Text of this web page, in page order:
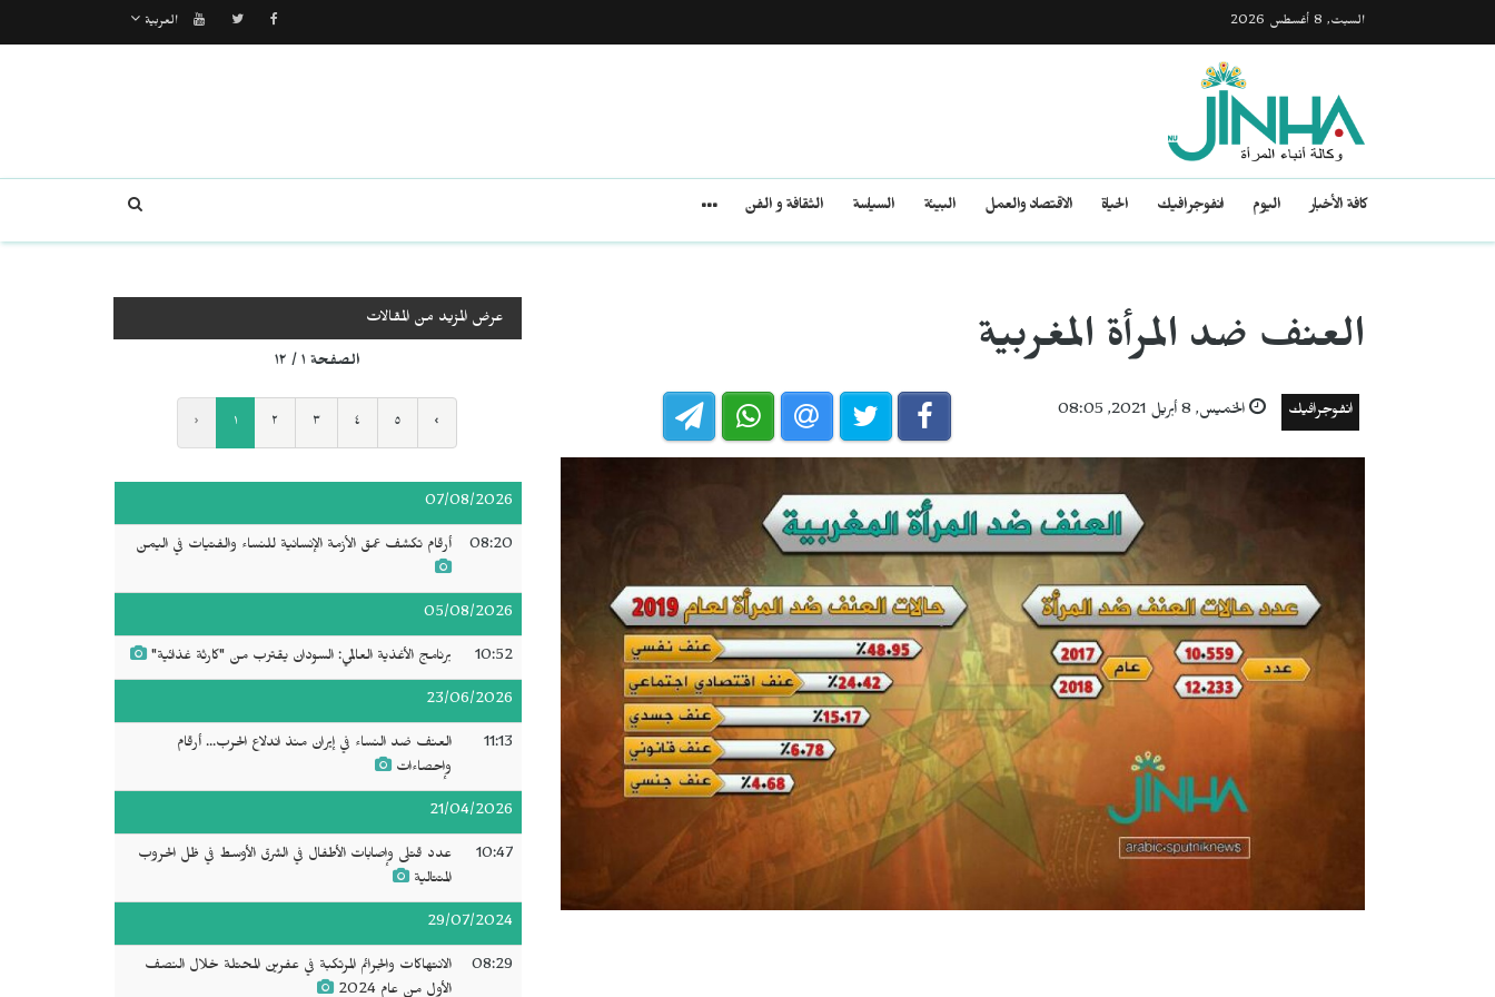
السبت, 8 أغسطس 2026 العربية
كافة الأخبار اليوم انفوجرافيك الحياة الاقتصاد والعمل البيئة السياسة الثقافة و الفن
العنف ضد المرأة المغربية
انفوجرافيك الخميس, 8 أبريل 2021, 08:05
عرض المزيد من المقالات
الصفحة ١ / ١٢
‹ ١ ٢ ٣ ٤ ٥ ›
07/08/2026
08:20 أرقام تكشف عمق الأزمة الإنسانية للنساء والفتيات في اليمن
05/08/2026
10:52 برنامج الأغذية العالمي: السودان يقترب من "كارثة غذائية"
23/06/2026
11:13
العنف ضد النساء في إيران منذ اندلاع الحرب... أرقام
وإحصاءات
21/04/2026
10:47
عدد قتلى وإصابات الأطفال في الشرق الأوسط في ظل الحروب
المتتالية
29/07/2024
08:29
الانتهاكات والجرائم المرتكبة في عفرين المحتلة خلال النصف
الأول من عام 2024